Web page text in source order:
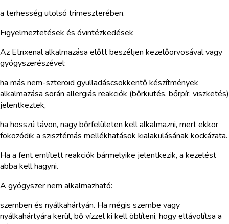
a terhesség utolsó trimeszterében.
Figyelmeztetések és óvintézkedések
Az Etrixenal alkalmazása előtt beszéljen kezelőorvosával vagy
gyógyszerészével:
ha más nem-szteroid gyulladáscsökkentő készítmények
alkalmazása során allergiás reakciók (bőrkiütés, bőrpír, viszketés)
jelentkeztek,
ha hosszú távon, nagy bőrfelületen kell alkalmazni, mert ekkor
fokozódik a szisztémás mellékhatások kialakulásának kockázata.
Ha a fent említett reakciók bármelyike jelentkezik, a kezelést
abba kell hagyni.
A gyógyszer nem alkalmazható:
szemben és nyálkahártyán. Ha mégis szembe vagy
nyálkahártyára kerül, bő vízzel ki kell öblíteni, hogy eltávolítsa a